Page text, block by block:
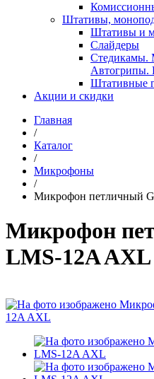
Штативы,
Штативы и
Слайдеры
Стедикамы.
Автогрипы.
Штативные
Акции и скидки
Главная
/
Каталог
/
Микрофоны
/
Микрофон петличный
Микрофон
LMS-12A AXL